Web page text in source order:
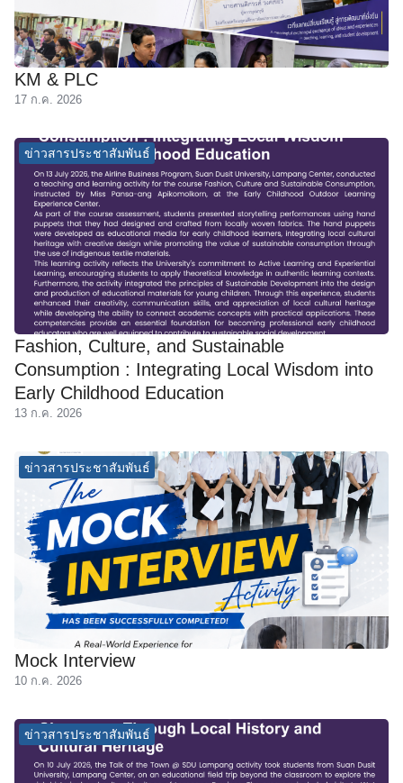
KM & PLC
17 ก.ค. 2026
ข่าวสารประชาสัมพันธ์
Fashion, Culture, and Sustainable
Consumption : Integrating Local Wisdom into
Early Childhood Education
13 ก.ค. 2026
ข่าวสารประชาสัมพันธ์
Mock Interview
10 ก.ค. 2026
ข่าวสารประชาสัมพันธ์